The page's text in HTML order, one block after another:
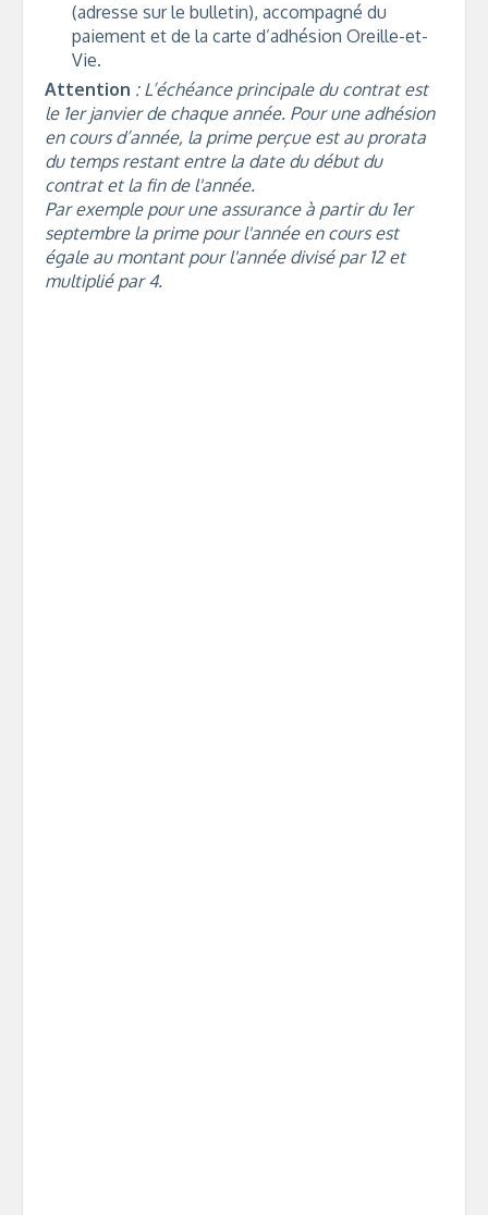
(adresse sur le bulletin), accompagné du
paiement et de la carte d’adhésion Oreille-et-
Vie.
Attention : L’échéance principale du contrat est
le 1er janvier de chaque année. Pour une adhésion
en cours d’année, la prime perçue est au prorata
du temps restant entre la date du début du
contrat et la fin de l'année.
Par exemple pour une assurance à partir du 1er
septembre la prime pour l'année en cours est
égale au montant pour l'année divisé par 12 et
multiplié par 4.